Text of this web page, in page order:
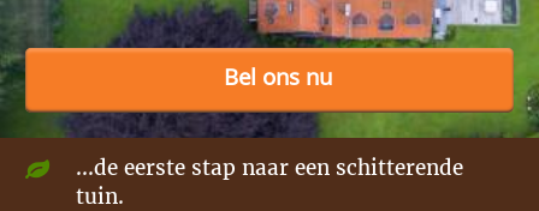
Bel ons nu
...de eerste stap naar een schitterende
tuin.